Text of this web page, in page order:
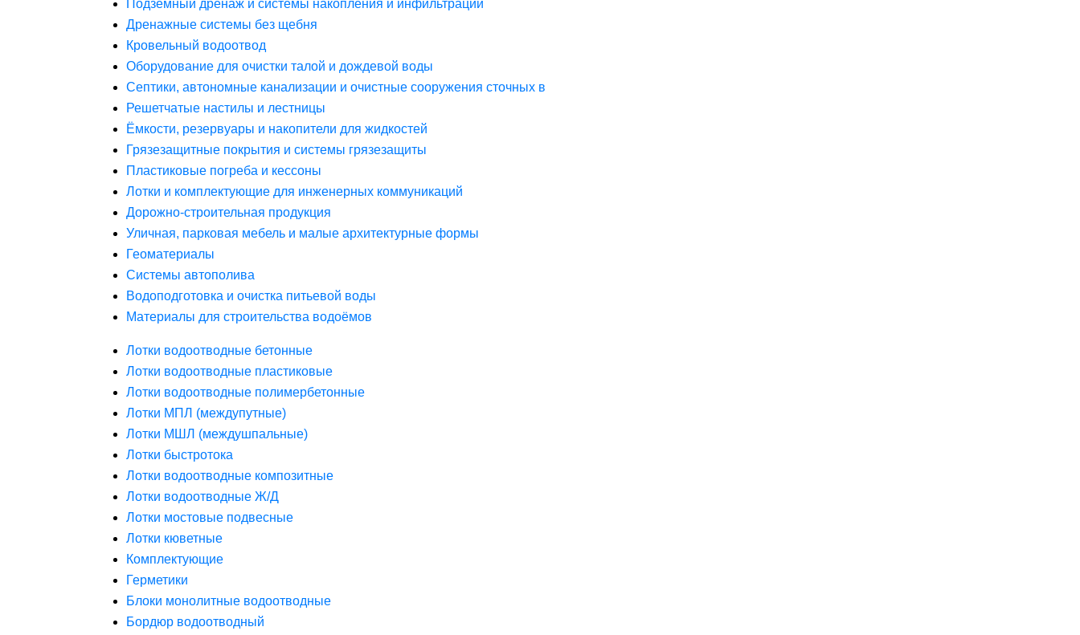
Подземный дренаж и системы накопления и инфильтрации
Дренажные системы без щебня
Кровельный водоотвод
Оборудование для очистки талой и дождевой воды
Септики, автономные канализации и очистные сооружения сточных в
Решетчатые настилы и лестницы
Ёмкости, резервуары и накопители для жидкостей
Грязезащитные покрытия и системы грязезащиты
Пластиковые погреба и кессоны
Лотки и комплектующие для инженерных коммуникаций
Дорожно-строительная продукция
Уличная, парковая мебель и малые архитектурные формы
Геоматериалы
Системы автополива
Водоподготовка и очистка питьевой воды
Материалы для строительства водоёмов
Лотки водоотводные бетонные
Лотки водоотводные пластиковые
Лотки водоотводные полимербетонные
Лотки МПЛ (междупутные)
Лотки МШЛ (междушпальные)
Лотки быстротока
Лотки водоотводные композитные
Лотки водоотводные Ж/Д
Лотки мостовые подвесные
Лотки кюветные
Комплектующие
Герметики
Блоки монолитные водоотводные
Бордюр водоотводный